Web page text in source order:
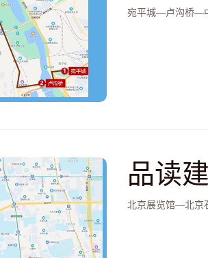
园林
宛平城—卢沟桥—
品读
艺术
北京展览馆—北京